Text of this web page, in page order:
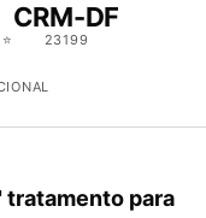
CRM-DF
23199
tratamento para